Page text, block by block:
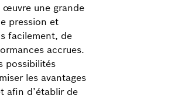
œuvre une grande
pression et
facilement, de
accrues.
possibilités
les avantages
afin d’établir de